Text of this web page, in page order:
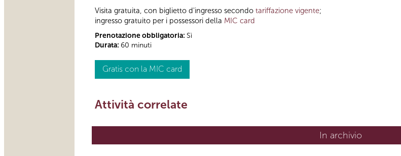
Visita gratuita, con biglietto d'ingresso secondo tariffazione vigente;
ingresso gratuito per i possessori della MIC card
Prenotazione obbligatoria: Sì
Durata: 60 minuti
Gratis con la MIC card
Attività correlate
In archivio